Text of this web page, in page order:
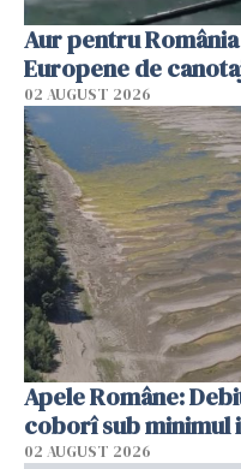
Aur pentru
Europene de
02 AUGUST 2026
Apele Române:
coborî sub minimul
02 AUGUST 2026